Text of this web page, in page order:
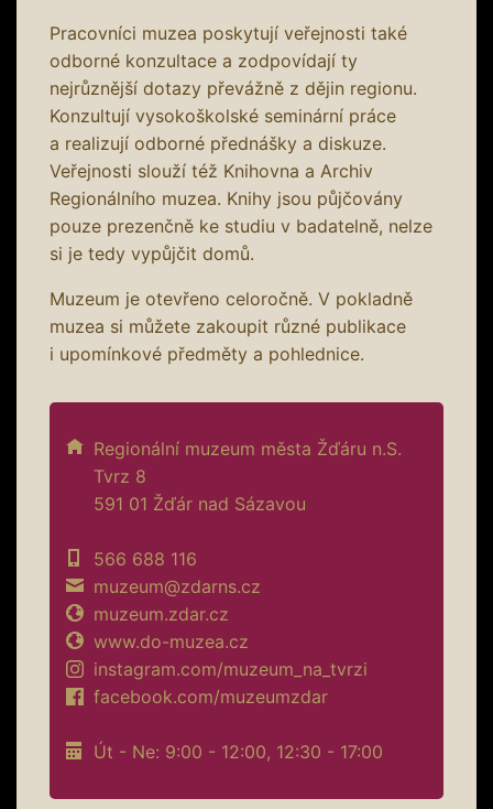
Pracovníci muzea poskytují veřejnosti také
odborné konzultace a zodpovídají ty
nejrůznější dotazy převážně z dějin regionu.
Konzultují vysokoškolské seminární práce
a realizují odborné přednášky a diskuze.
Veřejnosti slouží též Knihovna a Archiv
Regionálního muzea. Knihy jsou půjčovány
pouze prezenčně ke studiu v badatelně, nelze
si je tedy vypůjčit domů.
Muzeum je otevřeno celoročně. V pokladně
muzea si můžete zakoupit různé publikace
i upomínkové předměty a pohlednice.
Regionální muzeum města Žďáru n.S.
Tvrz 8
591 01 Žďár nad Sázavou
566 688 116
muzeum@zdarns.cz
muzeum.zdar.cz
www.do-muzea.cz
instagram.com/muzeum_na_tvrzi
facebook.com/muzeumzdar
Út - Ne: 9:00 - 12:00, 12:30 - 17:00